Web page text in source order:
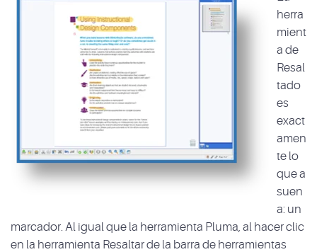
herra
mient
a de
Resal
tado
es
exact
amen
te lo
que a
suen
a: un
marcador. Al igual que la herramienta Pluma, al hacer clic
en la herramienta Resaltar de la barra de herramientas